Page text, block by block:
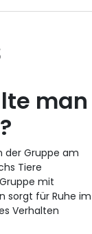
man
der Gruppe am
Tiere
mit
sorgt für Ruhe im
Verhalten